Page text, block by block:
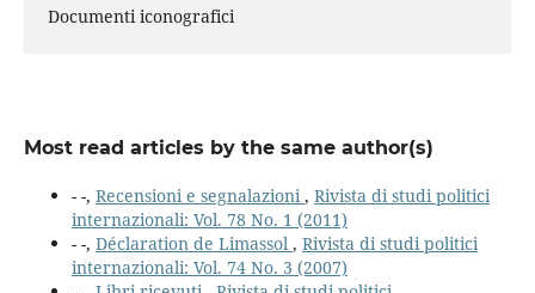
Documenti iconografici
Most read articles by the same author(s)
- -, Recensioni e segnalazioni, Rivista di studi politici
internazionali: Vol. 78 No. 1 (2011)
- -, Déclaration de Limassol , Rivista di studi politici
internazionali: Vol. 74 No. 3 (2007)